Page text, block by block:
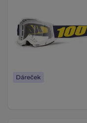
Dáreček